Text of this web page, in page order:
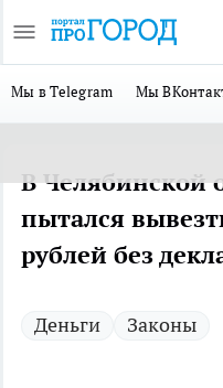
Мы в Telegram Мы
В Челябинской
пытался
рублей без
Деньги Законы